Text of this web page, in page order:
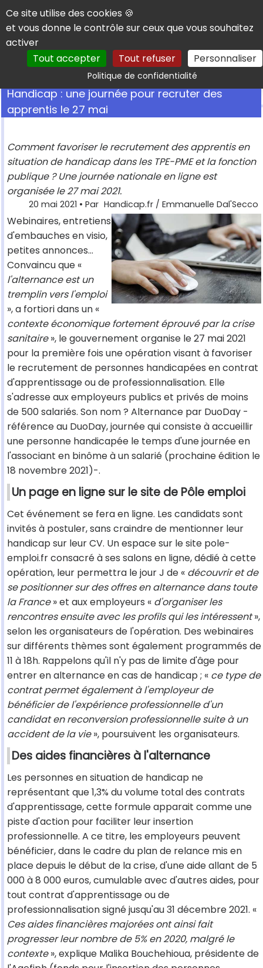
Panneau de gestion des cookies
Ce site utilise des cookies 🍪
et vous donne le contrôle sur ceux que vous souhaitez
activer
Tout accepter
Tout refuser Personnaliser
Politique de confidentialitéRechercher
Handicap : une journée pour recruter des
apprentis le 27 mai
Comment favoriser le recrutement des apprentis en
situation de handicap dans les TPE-PME et la fonction
publique ? Une journée nationale en ligne est
organisée le 27 mai 2021.
20 mai 2021 • Par Handicap.fr / Emmanuelle Dal'Secco
Webinaires, entretiens
d'embauches en visio,
petites annonces…
Convaincu que «
l'alternance est un
tremplin vers l'emploi
», a fortiori dans un «
contexte économique fortement éprouvé par la crise
sanitaire», le gouvernement organise le 27 mai 2021
pour la première fois une opération visant à favoriser
le recrutement de personnes handicapées en contrat
d'apprentissage ou de professionnalisation. Elle
s'adresse aux employeurs publics et privés de moins
de 500 salariés. Son nom ? Alternance par DuoDay -
référence au DuoDay, journée qui consiste à accueillir
une personne handicapée le temps d'une journée en
l'associant en binôme à un salarié (prochaine édition le
18 novembre 2021)-.
Un page en ligne sur le site de Pôle emploi
Cet événement se fera en ligne. Les candidats sont
invités à postuler, sans craindre de mentionner leur
handicap sur leur CV. Un espace sur le site pole-
emploi.fr consacré à ses salons en ligne, dédié à cette
opération, leur permettra le jour J de « découvrir et de
se positionner sur des offres en alternance dans toute
la France» et aux employeurs « d'organiser les
rencontres ensuite avec les profils qui les intéressent»,
selon les organisateurs de l'opération. Des webinaires
sur différents thèmes sont également programmés de
11 à 18h. Rappelons qu'il n'y pas de limite d'âge pour
entrer en alternance en cas de handicap ; « ce type de
contrat permet également à l'employeur de
bénéficier de l'expérience professionnelle d'un
candidat en reconversion professionnelle suite à un
accident de la vie», poursuivent les organisateurs.
Des aides financières à l'alternance
Les personnes en situation de handicap ne
représentant que 1,3% du volume total des contrats
d'apprentissage, cette formule apparait comme une
piste d'action pour faciliter leur insertion
professionnelle. A ce titre, les employeurs peuvent
bénéficier, dans le cadre du plan de relance mis en
place depuis le début de la crise, d'une aide allant de 5
000 à 8 000 euros, cumulable avec d'autres aides, pour
tout contrat d'apprentissage ou de
professionnalisation signé jusqu'au 31 décembre 2021. «
Ces aides financières majorées ont ainsi fait
progresser leur nombre de 5% en 2020, malgré le
contexte», explique Malika Bouchehioua, présidente de